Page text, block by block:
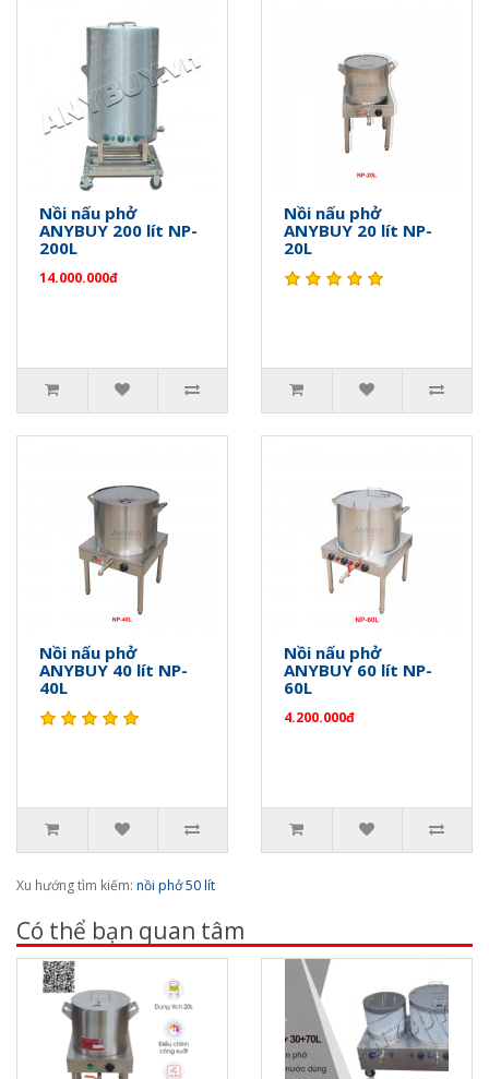
Nồi nấu phở
ANYBUY 200 lít NP-
200L
14.000.000đ
Nồi nấu phở
ANYBUY 20 lít NP-
20L
Nồi nấu phở
ANYBUY 40 lít NP-
40L
Nồi nấu phở
ANYBUY 60 lít NP-
60L
4.200.000đ
Xu hướng tìm kiếm: nồi phở 50 lít
Có thể bạn quan tâm